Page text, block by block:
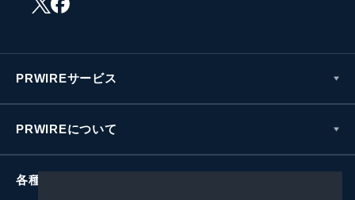
PRWIREサービス
PRWIREについて
各種お問い合わせ